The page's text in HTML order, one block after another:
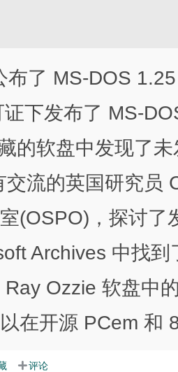
布了 MS-DOS
下发布了 MS-
的软盘中发现了
流的英国研究员
(OSPO)，探讨
Archives 中找
Ozzie 软盘中
在开源 PCem 和
评论